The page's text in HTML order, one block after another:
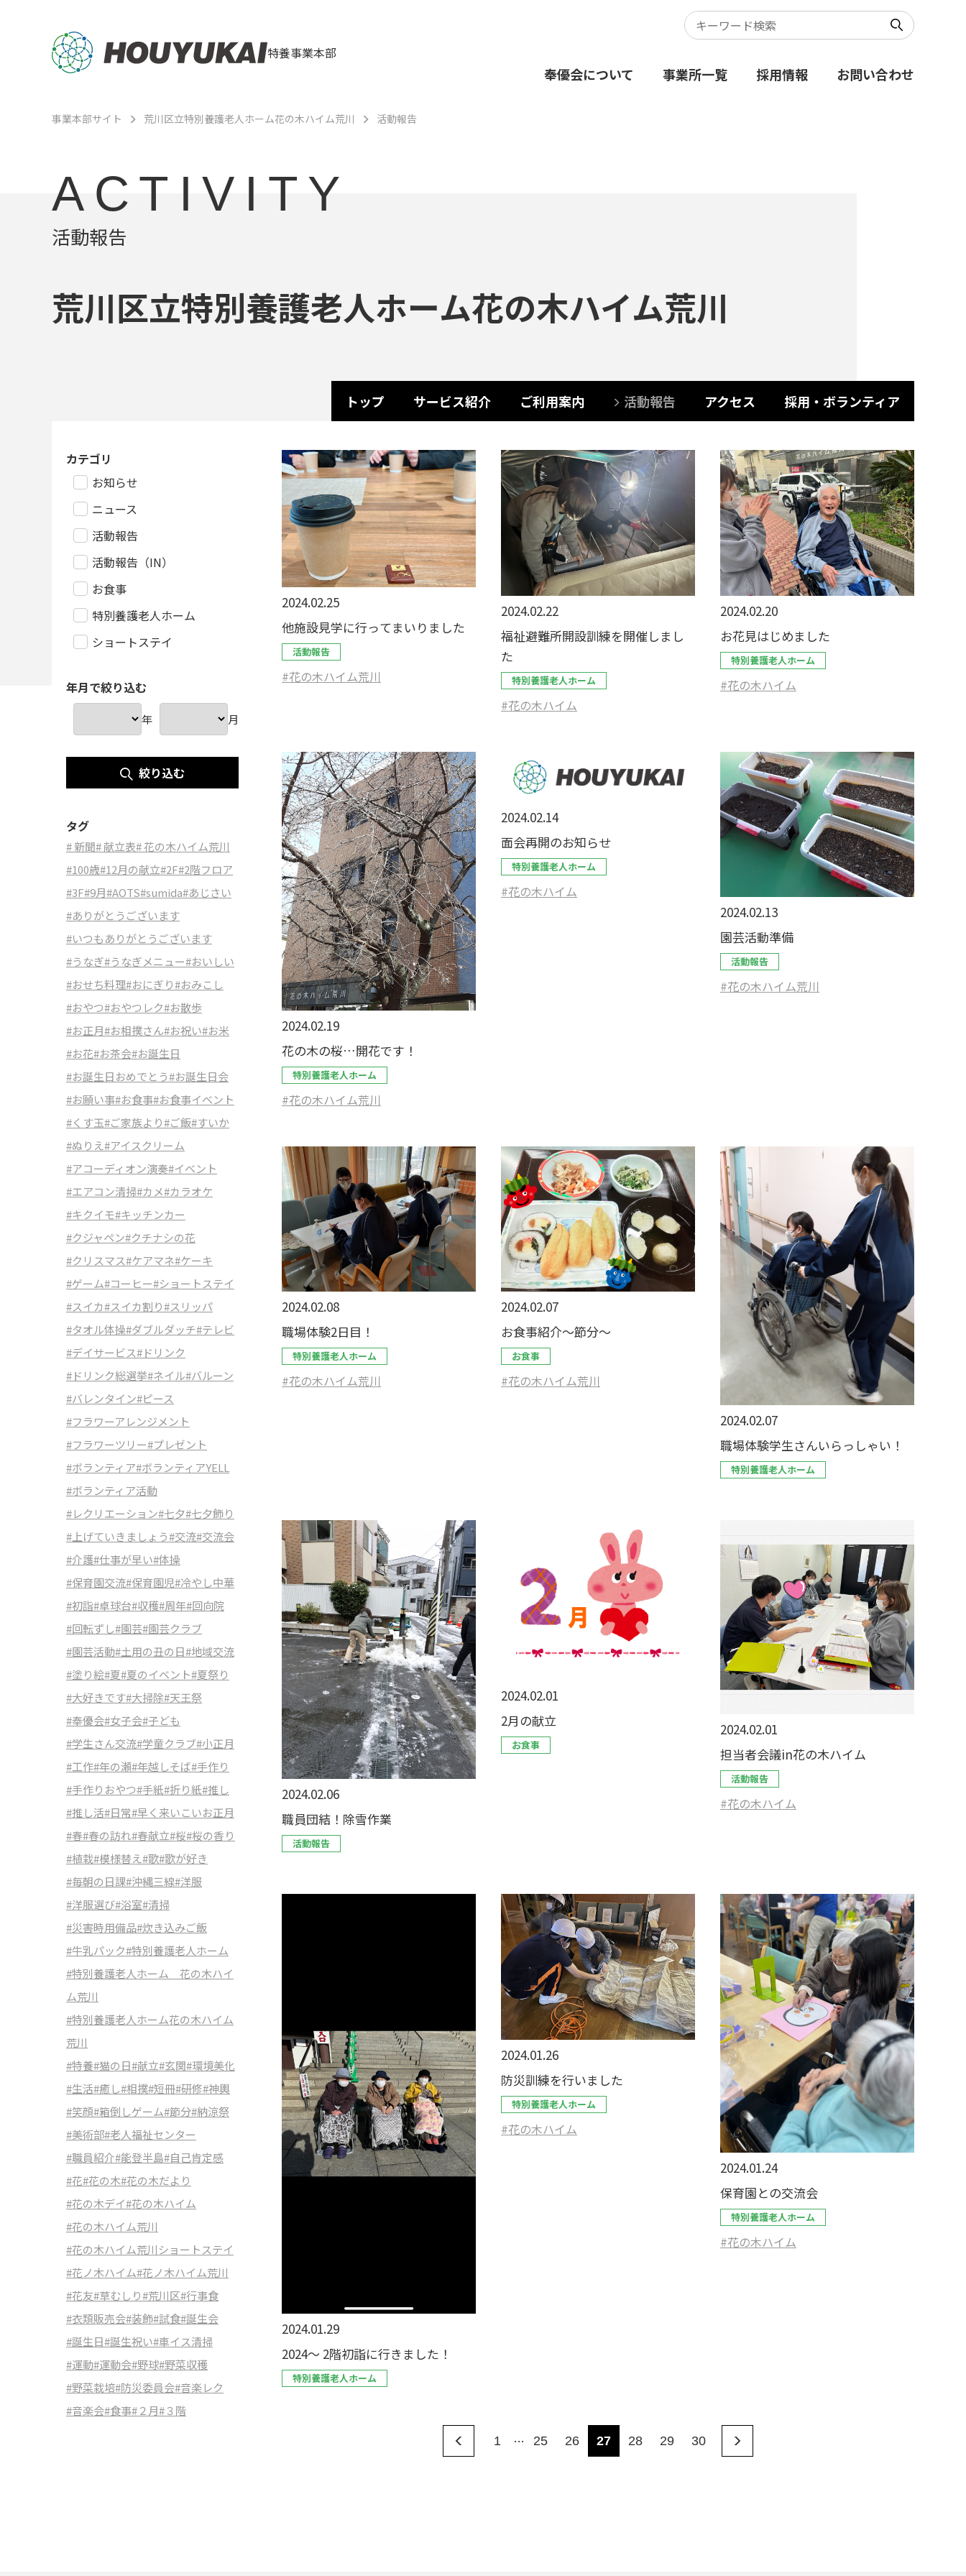
特養事業本部
奉優会について 事業所一覧 採用情報 お問い合わせ
事業本部サイト 荒川区立特別養護老人ホーム花の木ハイム荒川 活動報告
ACTIVITY
活動報告
荒川区立特別養護老人ホーム花の木ハイム荒川
トップ サービス紹介 ご利用案内 活動報告 アクセス 採用・ボランティア
2024.02.25
他施設見学に行ってまいりました
活動報告
#花の木ハイム荒川
2024.02.22
福祉避難所開設訓練を開催しまし
た
特別養護老人ホーム
#花の木ハイム
2024.02.20
お花見はじめました
特別養護老人ホーム
#花の木ハイム
2024.02.19
花の木の桜…開花です！
特別養護老人ホーム
#花の木ハイム荒川
2024.02.14
面会再開のお知らせ
特別養護老人ホーム
#花の木ハイム
2024.02.13
園芸活動準備
活動報告
#花の木ハイム荒川
2024.02.08
職場体験2日目！
特別養護老人ホーム
#花の木ハイム荒川
2024.02.07
お食事紹介～節分～
お食事
#花の木ハイム荒川
2024.02.07
職場体験学生さんいらっしゃい！
特別養護老人ホーム
2024.02.06
職員団結！除雪作業
活動報告
2024.02.01
2月の献立
お食事
2024.02.01
担当者会議in花の木ハイム
活動報告
#花の木ハイム
2024.01.29
2024～ 2階初詣に行きました！
特別養護老人ホーム
2024.01.26
防災訓練を行いました
特別養護老人ホーム
#花の木ハイム
2024.01.24
保育園との交流会
特別養護老人ホーム
#花の木ハイム
1 … 25 26 27 28 29 30
カテゴリ
お知らせ
ニュース
活動報告
活動報告（IN）
お食事
特別養護老人ホーム
ショートステイ
年月で絞り込む
年 月
絞り込む
タグ
# 新聞# 献立表# 花の木ハイム荒川
#100歳#12月の献立#2F#2階フロア
#3F#9月#AOTS#sumida#あじさい
#ありがとうございます
#いつもありがとうございます
#うなぎ#うなぎメニュー#おいしい
#おせち料理#おにぎり#おみこし
#おやつ#おやつレク#お散歩
#お正月#お相撲さん#お祝い#お米
#お花#お茶会#お誕生日
#お誕生日おめでとう#お誕生日会
#お願い事#お食事#お食事イベント
#くす玉#ご家族より#ご飯#すいか
#ぬりえ#アイスクリーム
#アコーディオン演奏#イベント
#エアコン清掃#カメ#カラオケ
#キクイモ#キッチンカー
#クジャペン#クチナシの花
#クリスマス#ケアマネ#ケーキ
#ゲーム#コーヒー#ショートステイ
#スイカ#スイカ割り#スリッパ
#タオル体操#ダブルダッチ#テレビ
#デイサービス#ドリンク
#ドリンク総選挙#ネイル#バルーン
#バレンタイン#ピース
#フラワーアレンジメント
#フラワーツリー#プレゼント
#ボランティア#ボランティアYELL
#ボランティア活動
#レクリエーション#七夕#七夕飾り
#上げていきましょう#交流#交流会
#介護#仕事が早い#体操
#保育園交流#保育園児#冷やし中華
#初詣#卓球台#収穫#周年#回向院
#回転ずし#園芸#園芸クラブ
#園芸活動#土用の丑の日#地域交流
#塗り絵#夏#夏のイベント#夏祭り
#大好きです#大掃除#天王祭
#奉優会#女子会#子ども
#学生さん交流#学童クラブ#小正月
#工作#年の瀬#年越しそば#手作り
#手作りおやつ#手紙#折り紙#推し
#推し活#日常#早く来いこいお正月
#春#春の訪れ#春献立#桜#桜の香り
#植栽#模様替え#歌#歌が好き
#毎朝の日課#沖縄三線#洋服
#洋服選び#浴室#清掃
#災害時用備品#炊き込みご飯
#牛乳パック#特別養護老人ホーム
#特別養護老人ホーム 花の木ハイ
ム荒川
#特別養護老人ホーム花の木ハイム
荒川
#特養#猫の日#献立#玄関#環境美化
#生活#癒し#相撲#短冊#研修#神輿
#笑顔#箱倒しゲーム#節分#納涼祭
#美術部#老人福祉センター
#職員紹介#能登半島#自己肯定感
#花#花の木#花の木だより
#花の木デイ#花の木ハイム
#花の木ハイム荒川
#花の木ハイム荒川ショートステイ
#花ノ木ハイム#花ノ木ハイム荒川
#花友#草むしり#荒川区#行事食
#衣類販売会#装飾#試食#誕生会
#誕生日#誕生祝い#車イス清掃
#運動#運動会#野球#野菜収穫
#野菜栽培#防災委員会#音楽レク
#音楽会#食事#２月#３階